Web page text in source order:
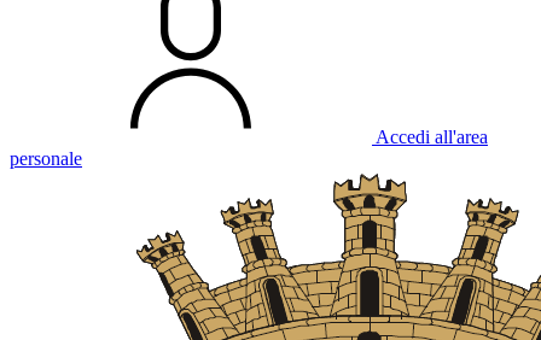
Accedi all'area
personale